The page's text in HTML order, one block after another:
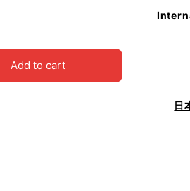
Add to cart
日